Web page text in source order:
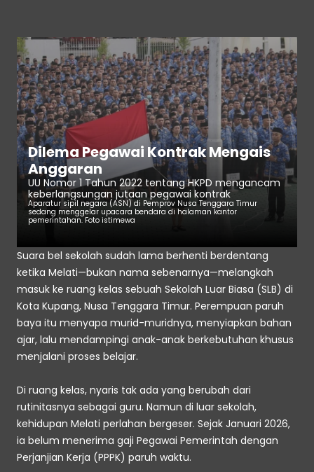
Dilema Pegawai Kontrak Mengais
Anggaran
UU Nomor 1 Tahun 2022 tentang HKPD mengancam
keberlangsungan jutaan pegawai kontrak
Aparatur sipil negara (ASN) di Pemprov Nusa Tenggara Timur
sedang menggelar upacara bendara di halaman kantor
pemerintahan. Foto istimewa
Suara bel sekolah sudah lama berhenti berdentang
ketika Melati—bukan nama sebenarnya—melangkah
masuk ke ruang kelas sebuah Sekolah Luar Biasa (SLB) di
Kota Kupang, Nusa Tenggara Timur. Perempuan paruh
baya itu menyapa murid-muridnya, menyiapkan bahan
ajar, lalu mendampingi anak-anak berkebutuhan khusus
menjalani proses belajar.
Di ruang kelas, nyaris tak ada yang berubah dari
rutinitasnya sebagai guru. Namun di luar sekolah,
kehidupan Melati perlahan bergeser. Sejak Januari 2026,
ia belum menerima gaji Pegawai Pemerintah dengan
Perjanjian Kerja (PPPK) paruh waktu.